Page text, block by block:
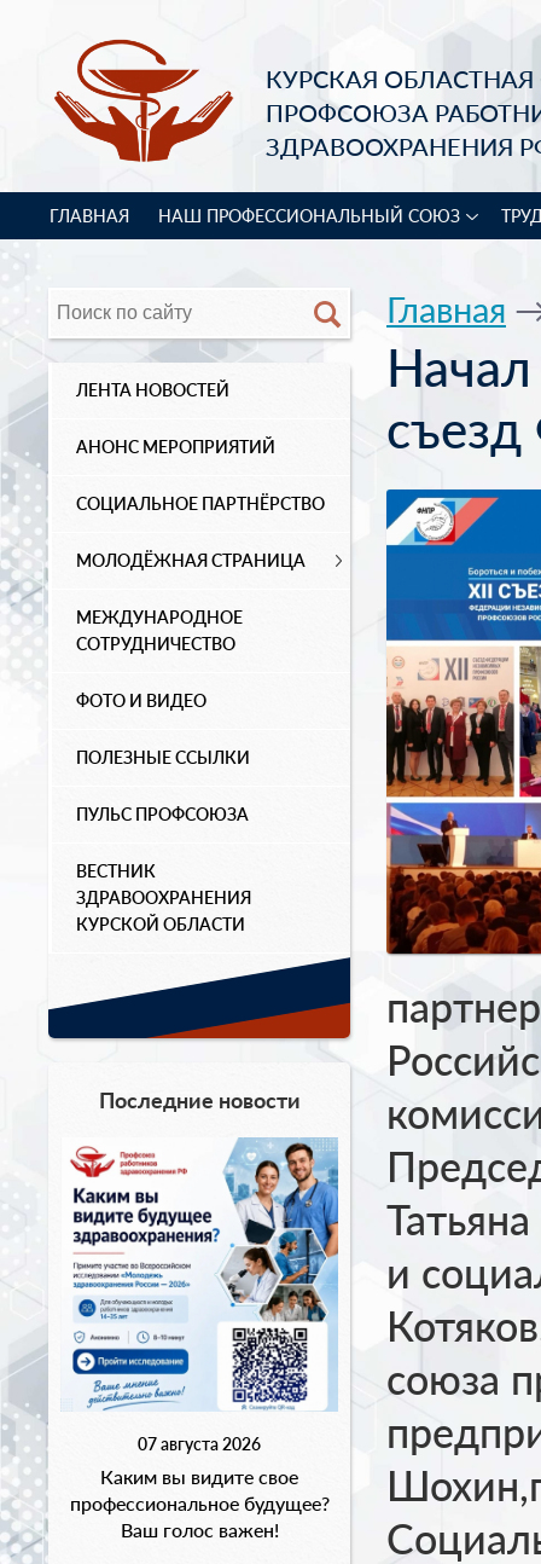
КУРСКАЯ
ПРОФСОЮЗА
ЗДРАВООХРАНЕНИЯ
ГЛАВНАЯ НАШ ПРОФЕССИОНАЛЬНЫЙ СОЮЗ
ЛЕНТА НОВОСТЕЙ
АНОНС МЕРОПРИЯТИЙ
СОЦИАЛЬНОЕ ПАРТНЁРСТВО
МОЛОДЁЖНАЯ СТРАНИЦА
МЕЖДУНАРОДНОЕ
СОТРУДНИЧЕСТВО
ФОТО И ВИДЕО
ПОЛЕЗНЫЕ ССЫЛКИ
ПУЛЬС ПРОФСОЮЗА
ВЕСТНИК
ЗДРАВООХРАНЕНИЯ
КУРСКОЙ ОБЛАСТИ
Последние новости
07 августа 2026
Каким вы видите свое
профессиональное будущее?
Ваш голос важен!
Главная
и
союза